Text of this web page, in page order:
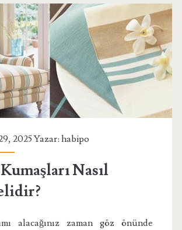
span>
2025 Yazar: habipo
Nasıl
alacağınız zaman göz önünde